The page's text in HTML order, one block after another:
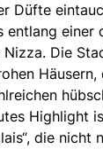
Düfte
entlang einer
Nizza. Die
Highlight
die nicht